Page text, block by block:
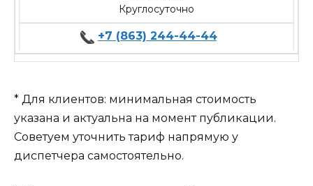
Круглосуточно
+7 (863) 244-44-44
* Для клиентов: минимальная стоимость
указана и актуальна на момент публикации.
Советуем уточнить тариф напрямую у
диспетчера самостоятельно.